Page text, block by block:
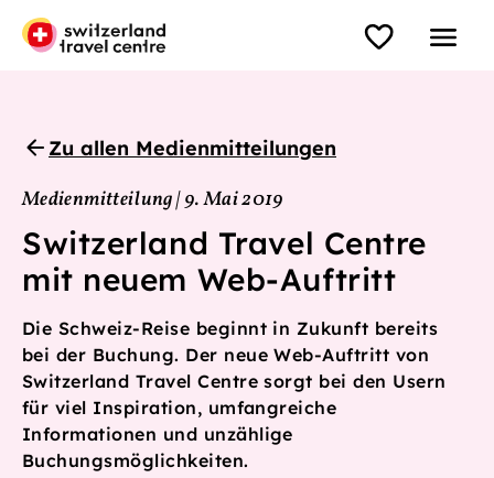
Zu allen Medienmitteilungen
Medienmitteilung | 9. Mai 2019
Switzerland Travel Centre
mit neuem Web-Auftritt
Die Schweiz-Reise beginnt in Zukunft bereits
bei der Buchung. Der neue Web-Auftritt von
Switzerland Travel Centre sorgt bei den Usern
für viel Inspiration, umfangreiche
Informationen und unzählige
Buchungsmöglichkeiten.